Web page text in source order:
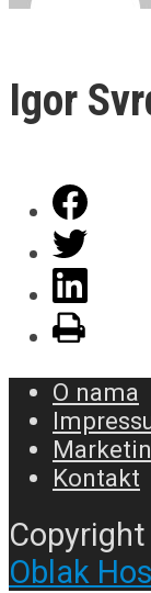
Igor
O nama
Kontakt
Oblak